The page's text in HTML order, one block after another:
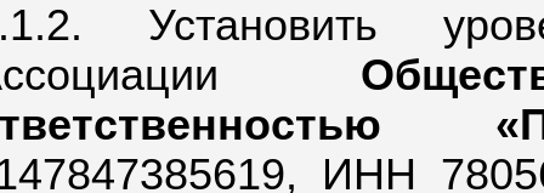
Установить
ИНН